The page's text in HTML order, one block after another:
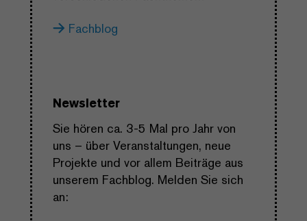
Fachblog
Newsletter
Sie hören ca. 3-5 Mal pro Jahr von
uns – über Veranstaltungen, neue
Projekte und vor allem Beiträge aus
unserem Fachblog. Melden Sie sich
an: